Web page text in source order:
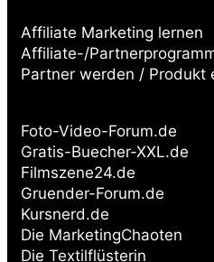
Affiliate Marketing lernen
Affiliate-/
Partner werden / Produkt
Foto-Video-Forum.de
Gratis-Buecher-XXL.de
Filmszene24.de
Gruender-Forum.de
Kursnerd.de
Die MarketingChaoten
Die Textilflüsterin